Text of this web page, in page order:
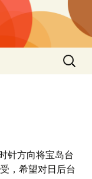
搜
索：
针方向将宝岛台
，希望对日后台